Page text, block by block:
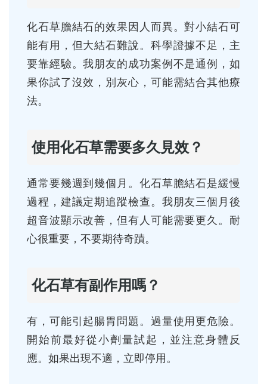
化石草膽結石的效果因人而異。對小結石可
能有用，但大結石難說。科學證據不足，主
要靠經驗。我朋友的成功案例不是通例，如
果你試了沒效，別灰心，可能需結合其他療
法。
使用化石草需要多久見效？
通常要幾週到幾個月。化石草膽結石是緩慢
過程，建議定期追蹤檢查。我朋友三個月後
超音波顯示改善，但有人可能需要更久。耐
心很重要，不要期待奇蹟。
化石草有副作用嗎？
有，可能引起腸胃問題。過量使用更危險。
開始前最好從小劑量試起，並注意身體反
應。如果出現不適，立即停用。